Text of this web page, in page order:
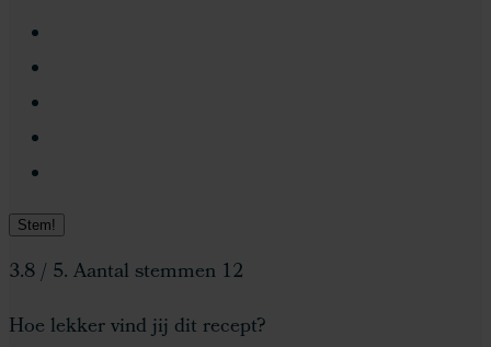
Stem!
3.8/ 5. Aantal stemmen 12
Hoe lekker vind jij dit recept?